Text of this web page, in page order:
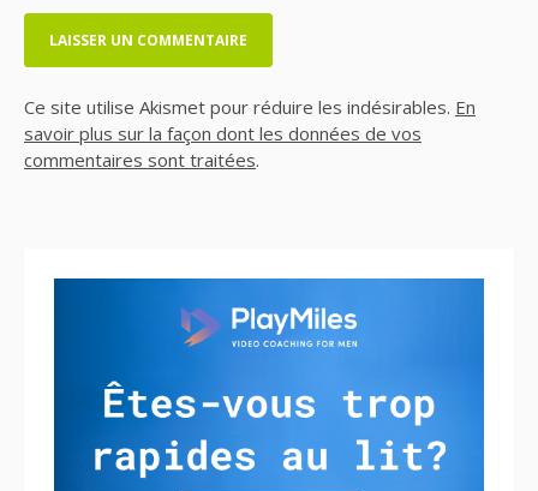
Ce site utilise Akismet pour réduire les indésirables. En
savoir plus sur la façon dont les données de vos
commentaires sont traitées.